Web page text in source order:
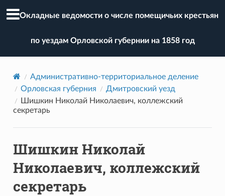
Окладные ведомости о числе помещичьих крестьян
по уездам Орловской губернии на 1858 год
Административно-территориальное деление
Орловская губерния
Дмитровский уезд
Шишкин Николай Николаевич, коллежский
секретарь
Шишкин Николай
Николаевич, коллежский
секретарь